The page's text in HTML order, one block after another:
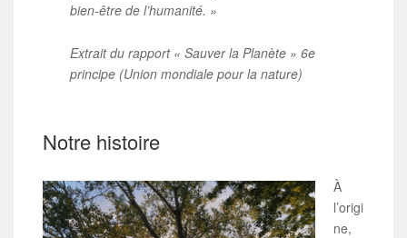
bien-être de l’humanité. »
Extrait du rapport « Sauver la Planète » 6e
principe (Union mondiale pour la nature)
Notre histoire
À
l’origi
ne,